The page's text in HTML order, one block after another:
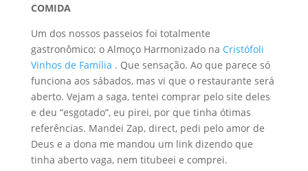
COMIDA
Um dos nossos passeios foi totalmente
gastronômico; o Almoço Harmonizado na Cristófoli
Vinhos de Família . Que sensação. Ao que parece só
funciona aos sábados, mas vi que o restaurante será
aberto. Vejam a saga, tentei comprar pelo site deles
e deu “esgotado”, eu pirei, por que tinha ótimas
referências. Mandei Zap, direct, pedi pelo amor de
Deus e a dona me mandou um link dizendo que
tinha aberto vaga, nem titubeei e comprei.